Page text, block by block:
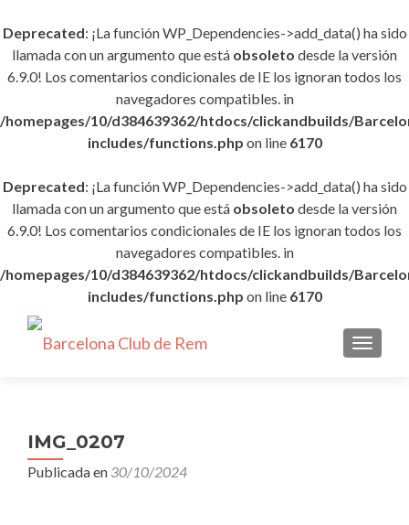
Deprecated: ¡La función WP_Dependencies->add_data() ha sido
llamada con un argumento que está obsoleto desde la versión
6.9.0! Los comentarios condicionales de IE los ignoran todos los
navegadores compatibles. in
/homepages/10/d384639362/htdocs/clickandbuilds/
includes/functions.php on line 6170
Deprecated: ¡La función WP_Dependencies->add_data() ha sido
llamada con un argumento que está obsoleto desde la versión
6.9.0! Los comentarios condicionales de IE los ignoran todos los
navegadores compatibles. in
/homepages/10/d384639362/htdocs/clickandbuilds/
includes/functions.php on line 6170
IMG_0207
Publicada en 30/10/2024